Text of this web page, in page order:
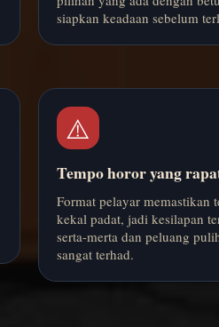
siapkan keadaan sebelum
⚠️
Tempo horor yang
Format pelayar memastikan
kekal padat, jadi kesilapan
serta-merta dan peluang
sangat terhad.